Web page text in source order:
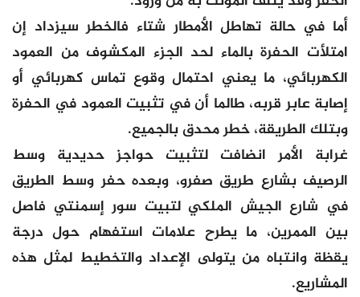
أما في حالة تهاطل الأمطار شتاء فالخطر سيزداد إن
امتلأت الحفرة بالماء لحد الجزء المكشوف من العمود
الكهربائي، ما يعني احتمال وقوع تماس كهربائي أو
إصابة عابر قربه، طالما أن في تثبيت العمود في الحفرة
وبتلك الطريقة، خطر محدق بالجميع.
غرابة الأمر انضافت لتثبيت حواجز حديدية وسط
الرصيف بشارع طريق صفرو، وبعده حفر وسط الطريق
في شارع الجيش الملكي لتبيت سور إسمنتي فاصل
بين الممرين، ما يطرح علامات استفهام حول درجة
يقظة وانتباه من يتولى الإعداد والتخطيط لمثل هذه
المشاريع.